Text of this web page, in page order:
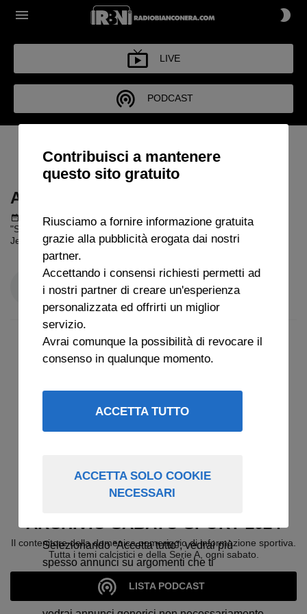
LIVE
PODCAST
ARCHIVIO SABATO SPORT
2024
ARCHIVIO SABATO SPORT 2024
Podcast del 05 ottobre 2024 1h 34m 18s
"Sabato Sport" con Chiara Aleati. Ospiti: Camillo Demichelis e
Jeda (ex giocatore Cagliari)
ARCHIVIO SABATO SPORT 2024
Il contenitore della domenica pomeriggio di informazione sportiva.
Tutta i temi calcistici e della Serie A, ogni sabato.
LISTA PODCAST
Contribuisci a mantenere
questo sito gratuito
Riusciamo a fornire informazione gratuita
grazie alla pubblicità erogata dai nostri
partner.
Accettando i consensi richiesti permetti ad
i nostri partner di creare un'esperienza
personalizzata ed offrirti un miglior
servizio.
Avrai comunque la possibilità di revocare il
consenso in qualunque momento.
ACCETTA TUTTO
ACCETTA SOLO COOKIE
NECESSARI
Selezionando “Accetta tutto”, vedrai più
spesso annunci su argomenti che ti
interessano.
Selezionando “Accetta solo cookie necessari”